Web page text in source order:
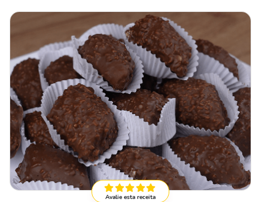
Avalie esta receita